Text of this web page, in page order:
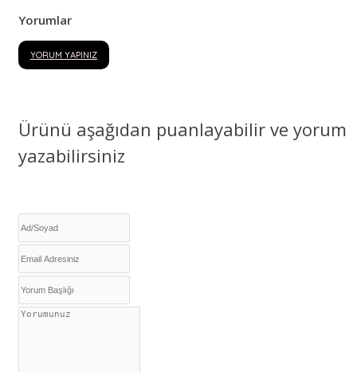
Yorumlar
YORUM YAPINIZ
Ürünü aşağıdan puanlayabilir ve yorum
yazabilirsiniz